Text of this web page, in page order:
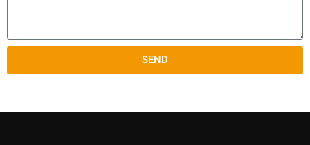
SEND